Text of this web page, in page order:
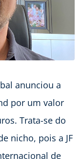
anunciou a
por um valor
Trata-se do
nicho, pois a JF
de